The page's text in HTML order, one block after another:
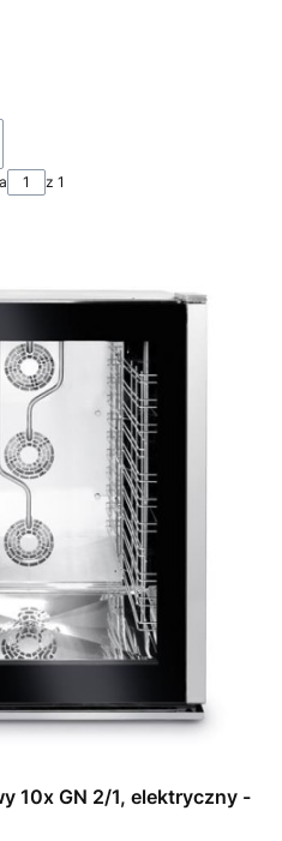
z 1
10x GN 2/1, elektryczny -